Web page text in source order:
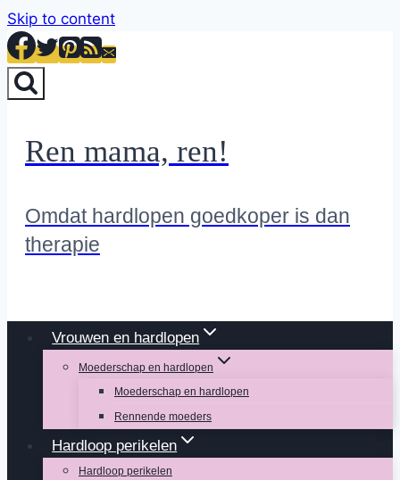
Skip to content
Ren mama, ren!
Omdat hardlopen goedkoper is dan
therapie
Vrouwen en hardlopen
Moederschap en hardlopen
Moederschap en hardlopen
Rennende moeders
Hardloop perikelen
Hardloop perikelen